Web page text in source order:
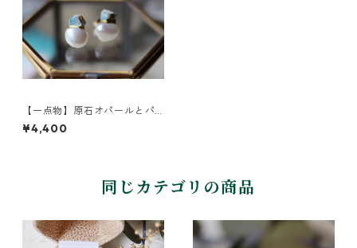
【一点物】原石オパールとパ
ールの金継ぎピアス
¥4,400
同じカテゴリの商品